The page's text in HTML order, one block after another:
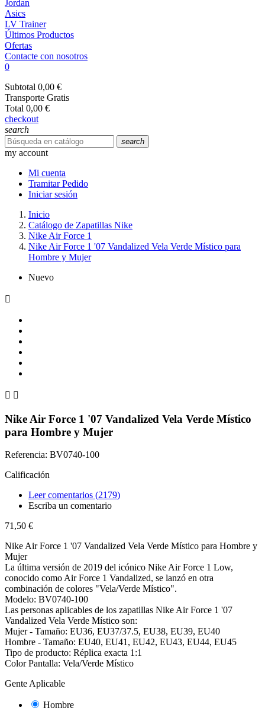
Jordan
Asics
LV Trainer
Últimos Productos
Ofertas
Contacte con nosotros
0
Subtotal 0,00 €
Transporte Gratis
Total 0,00 €
checkout
search
search
my account
Mi cuenta
Tramitar Pedido
Iniciar sesión
Inicio
Catálogo de Zapatillas Nike
Nike Air Force 1
Nike Air Force 1 '07 Vandalized Vela Verde Místico para
Hombre y Mujer
Nuevo

 
Nike Air Force 1 '07 Vandalized Vela Verde Místico
para Hombre y Mujer
Referencia: BV0740-100
Calificación
Leer comentarios (2179)
Escriba un comentario
71,50 €
Nike Air Force 1 '07 Vandalized Vela Verde Místico para Hombre y
Mujer
La última versión de 2019 del icónico Nike Air Force 1 Low,
conocido como Air Force 1 Vandalized, se lanzó en otra
combinación de colores "Vela/Verde Místico".
Modelo: BV0740-100
Las personas aplicables de los zapatillas Nike Air Force 1 '07
Vandalized Vela Verde Místico son:
Mujer - Tamaño: EU36, EU37/37.5, EU38, EU39, EU40
Hombre - Tamaño: EU40, EU41, EU42, EU43, EU44, EU45
Tipo de producto: Réplica exacta 1:1
Color Pantalla: Vela/Verde Místico
Gente Aplicable
Hombre